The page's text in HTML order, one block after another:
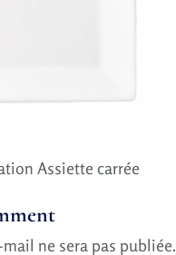
Assiette carrée
ne sera pas publiée.